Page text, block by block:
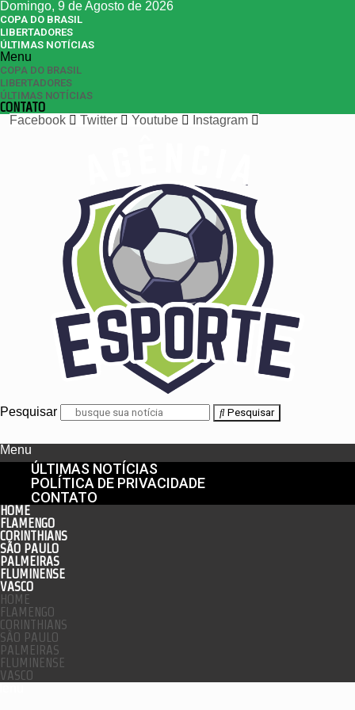
Domingo, 9 de Agosto de 2026
COPA DO BRASIL
LIBERTADORES
ÚLTIMAS NOTÍCIAS
Menu
COPA DO BRASIL
LIBERTADORES
ÚLTIMAS NOTÍCIAS
CONTATO
Facebook
Twitter Youtube Instagram
Pesquisar Pesquisar
Menu
ÚLTIMAS NOTÍCIAS
POLÍTICA DE PRIVACIDADE
CONTATO
HOME
FLAMENGO
CORINTHIANS
SÃO PAULO
PALMEIRAS
FLUMINENSE
VASCO
HOME
FLAMENGO
CORINTHIANS
SÃO PAULO
PALMEIRAS
FLUMINENSE
VASCO